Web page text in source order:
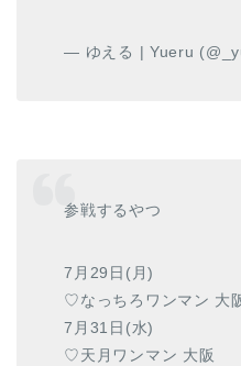
— ゆえる | Yueru
参戦するやつ
7月29日(月)
♡なっちろワンマン 大
7月31日(水)
♡天月ワンマン 大阪